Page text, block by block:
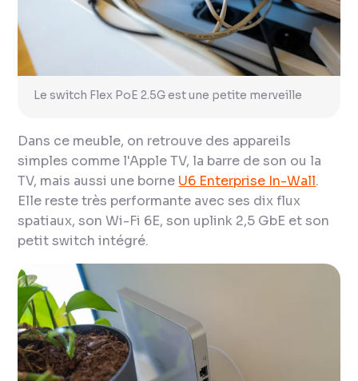
Le switch Flex PoE 2.5G est une petite merveille
Dans ce meuble, on retrouve des appareils
simples comme l'Apple TV, la barre de son ou la
TV, mais aussi une borne U6 Enterprise In-Wall.
Elle reste très performante avec ses dix flux
spatiaux, son Wi-Fi 6E, son uplink 2,5 GbE et son
petit switch intégré.